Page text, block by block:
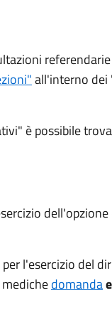
all'interno dei
è possibile
dell'opzione
l'esercizio del
domanda